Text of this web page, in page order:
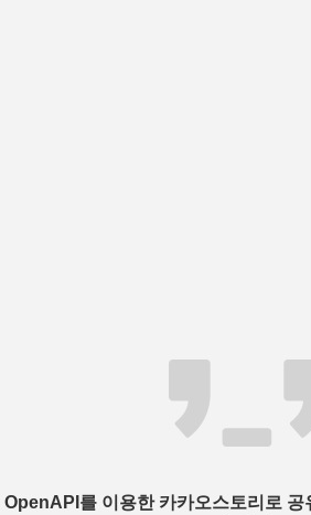
OpenAPI를 이용한 카카오스토리로 공